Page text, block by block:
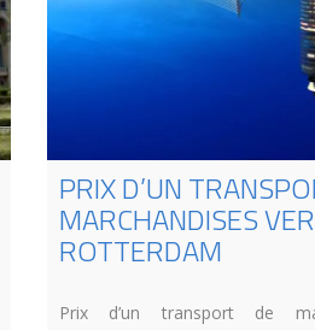
PRIX D’UN
MARCHANDISES
ROTTERDAM
Prix d’un transport de